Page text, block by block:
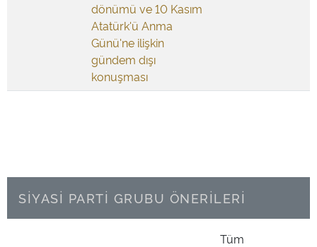
dönümü ve 10 Kasım
Atatürk'ü Anma
Günü'ne ilişkin
gündem dışı
konuşması
SİYASİ PARTİ GRUBU ÖNERİLERİ
Tüm